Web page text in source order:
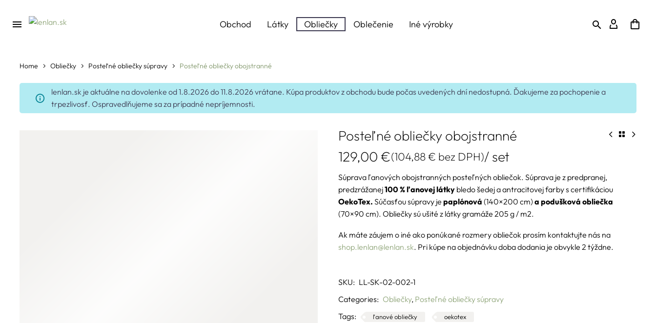
Obchod Látky Obliečky Oblečenie Iné výrobky
Home Obliečky Posteľné obliečky súpravy Posteľné obliečky obojstranné
lenlan.sk je aktuálne na dovolenke od 1.8.2026 do 11.8.2026 vrátane. Kúpa produktov z obchodu bude počas uvedených dní nedostupná. Ďakujeme za pochopenie a
trpezlivosť. Ospravedlňujeme sa za prípadné nepríjemnosti.
Posteľné obliečky obojstranné
129,00 €(104,88€ bez DPH)/ set
Súprava ľanových obojstranných posteľných obliečok. Súprava je z predpranej,
predzrážanej100 % ľanovej látky bledo šedej a antracitovej farby s certifikáciou
OekoTex. Súčasťou súpravy je paplónová (140×200 cm) a podušková obliečka
(70×90 cm). Obliečky sú ušité z látky gramáže 205 g / m2.
Ak máte záujem o iné ako ponúkané rozmery obliečok prosím kontaktujte nás na
shop.lenlan@lenlan.sk. Pri kúpe na objednávku doba dodania je obvykle 2 týždne.
SKU: LL-SK-02-002-1
Categories: Obliečky, Posteľné obliečky súpravy
Tags:
ľanové obliečky oekotex